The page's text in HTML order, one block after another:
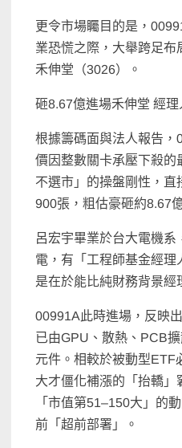
更令市場矚目的是，
業恐慌之際，大舉跨足布
禾伸堂（3026）。
砸8.67億進場禾伸堂 經
根據籌碼面與法人報告
價因整數關卡承壓下殺
不選市」的操盤剛性，直
900張，粗估豪砸約8.67
呂宏宇畢業於台大電機
電，有「工程師基金經理
是在於能比純財務背景經
00991A此時進場，反映
已由GPU、散熱、PCB
元件。相較於被動型ETF
大才僵化補漲的「抬轎」
「市值第51–150大」的
前「超前部署」。